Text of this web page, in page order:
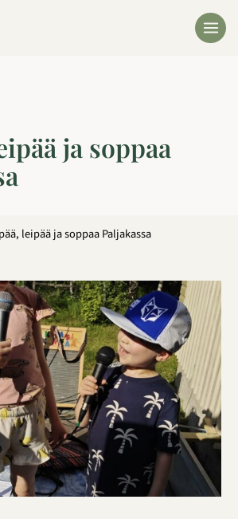
ja soppaa
leipää ja soppaa Paljakassa